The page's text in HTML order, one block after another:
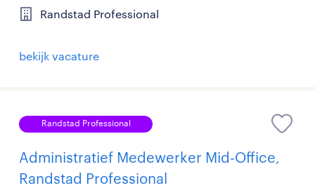
Randstad Professional
bekijk vacature
Randstad Professional
Administratief Medewerker Mid-Office,
Randstad Professional